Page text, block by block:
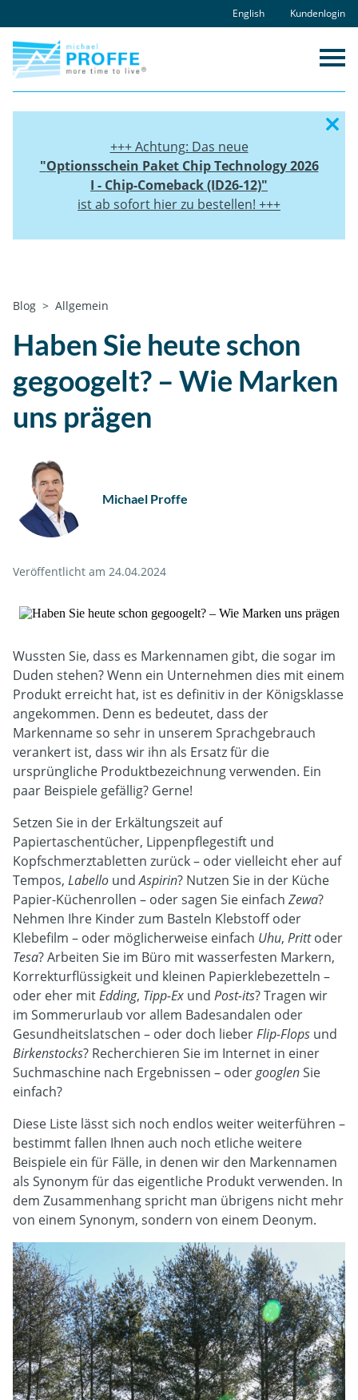
English Kundenlogin
+++ Achtung: Das neue
"Optionsschein Paket Chip Technology 2026
I - Chip-Comeback (ID26-12)"
ist ab sofort hier zu bestellen! +++
Home
Blog Allgemein
Haben Sie heute schon
gegoogelt? – Wie Marken
uns prägen
Michael Proffe
Veröffentlicht am 24.04.2024
Wussten Sie, dass es Markennamen gibt, die sogar im
Duden stehen? Wenn ein Unternehmen dies mit einem
Produkt erreicht hat, ist es definitiv in der Königsklasse
angekommen. Denn es bedeutet, dass der
Markenname so sehr in unserem Sprachgebrauch
verankert ist, dass wir ihn als Ersatz für die
ursprüngliche Produktbezeichnung verwenden. Ein
paar Beispiele gefällig? Gerne!
Setzen Sie in der Erkältungszeit auf
Papiertaschentücher, Lippenpflegestift und
Kopfschmerztabletten zurück – oder vielleicht eher auf
Tempos, Labello undAspirin? Nutzen Sie in der Küche
Papier-Küchenrollen – oder sagen Sie einfach Zewa?
Nehmen Ihre Kinder zum Basteln Klebstoff oder
Klebefilm – oder möglicherweise einfach Uhu, Prittoder
Tesa? Arbeiten Sie im Büro mit wasserfesten Markern,
Korrekturflüssigkeit und kleinen Papierklebezetteln –
oder eher mitEdding, Tipp-Ex und Post-its? Tragen wir
im Sommerurlaub vor allem Badesandalen oder
Gesundheitslatschen – oder doch lieberFlip-Flops und
Birkenstocks? Recherchieren Sie im Internet in einer
Suchmaschine nach Ergebnissen – odergooglenSie
einfach?
Diese Liste lässt sich noch endlos weiter weiterführen –
bestimmt fallen Ihnen auch noch etliche weitere
Beispiele ein für Fälle, in denen wir den Markennamen
als Synonym für das eigentliche Produkt verwenden. In
dem Zusammenhang spricht man übrigens nicht mehr
von einem Synonym, sondern von einem Deonym.